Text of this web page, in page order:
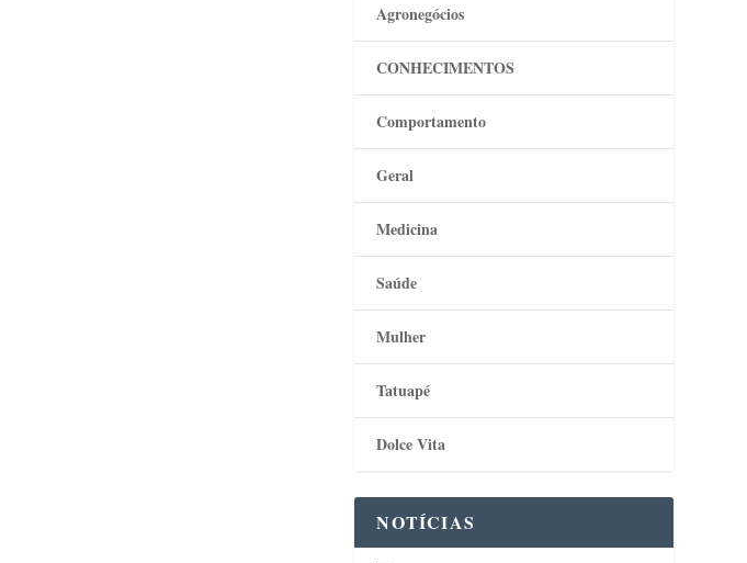
Agronegócios
CONHECIMENTOS
Comportamento
Geral
Medicina
Saúde
Mulher
Tatuapé
Dolce Vita
NOTÍCIAS